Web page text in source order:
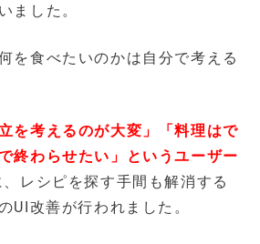
ました。
を食べたいのかは自分で考える
を考えるのが大変」「料理はで
終わらせたい」というユーザー
、レシピを探す手間も解消する
UI改善が行われました。